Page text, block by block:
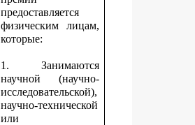
предоставляется
физическим лицам,
которые:
1. Занимаются
научной (научно-
исследовательской),
научно-технической
или